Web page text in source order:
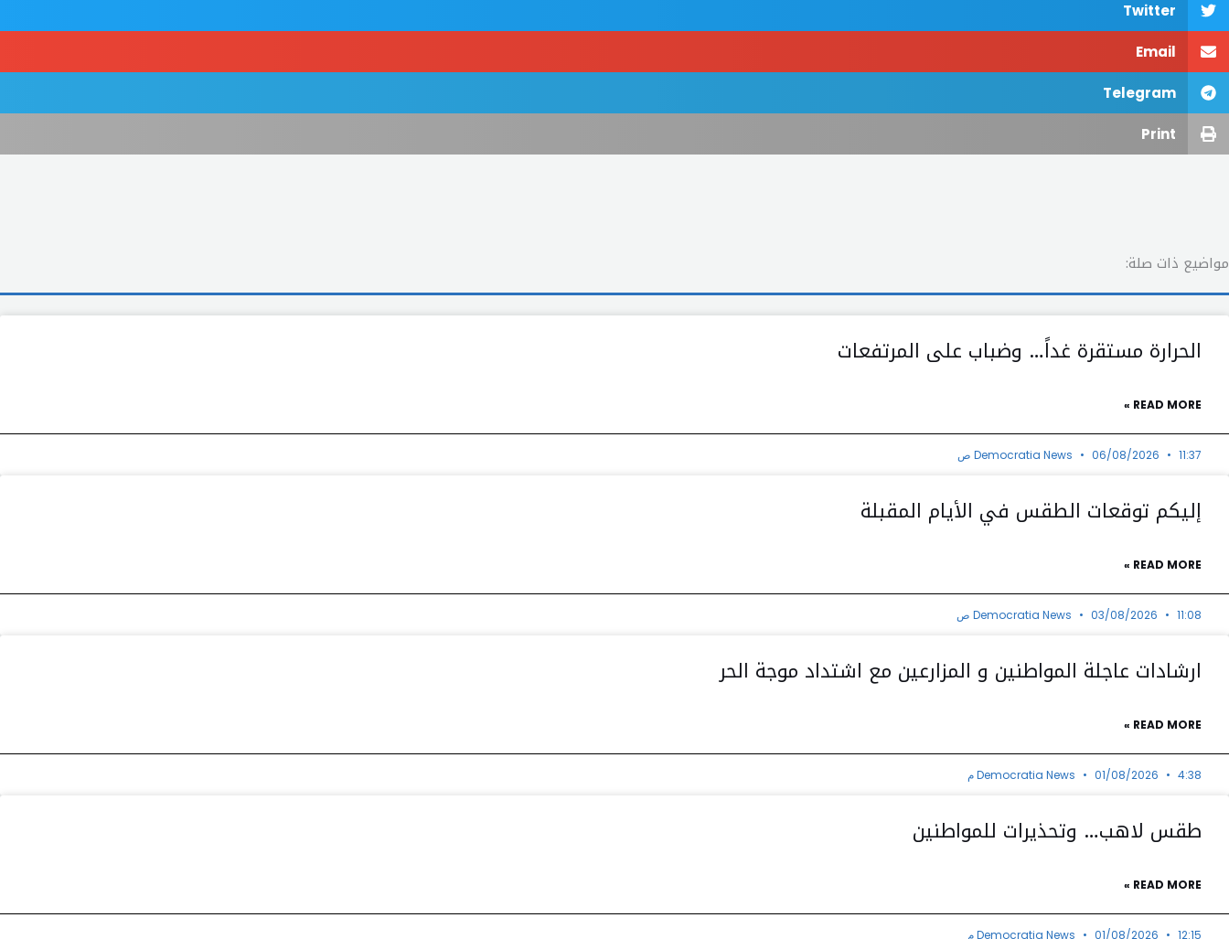
Twitter
Email
Telegram
Print
مواضيع ذات صلة:
الحرارة مستقرة غداً… وضباب على المرتفعات
READ MORE »
Democratia News 06/08/2026 11:37 ص
إليكم توقعات الطقس في الأيام المقبلة
READ MORE »
Democratia News 03/08/2026 11:08 ص
ارشادات عاجلة المواطنين و المزارعين مع اشتداد موجة الحر
READ MORE »
Democratia News 01/08/2026 4:38 م
طقس لاهب… وتحذيرات للمواطنين
READ MORE »
Democratia News 01/08/2026 12:15 م